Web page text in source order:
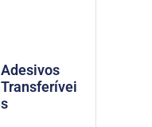
Adesivos
Transferívei
s